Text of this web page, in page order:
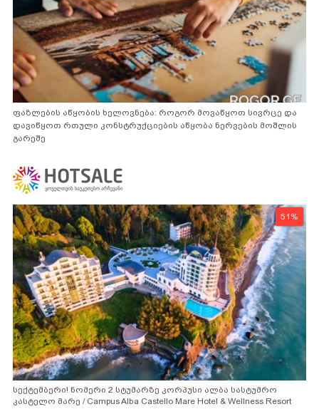
ფაზლების აწყობის ხელოვნება: როგორ მოვაწყოთ სივრცე და
დავიწყოთ რთული კონსტრუქციების აწყობა ნერვების მოშლის
გარეშე
51%
სექტემბერი! ნომერი 2 სტუმარზე კორპუსი ალბა სასტუმრო
კასტელო მარე / Campus Alba Castello Mare Hotel & Wellness Resort